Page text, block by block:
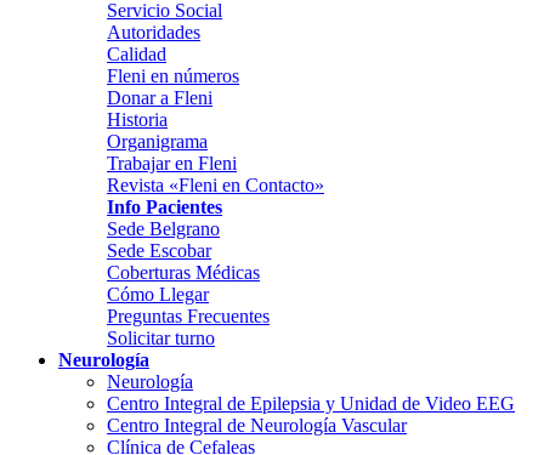
Servicio Social
Autoridades
Calidad
Fleni en números
Donar a Fleni
Historia
Organigrama
Trabajar en Fleni
Revista «Fleni en Contacto»
Info Pacientes
Sede Belgrano
Sede Escobar
Coberturas Médicas
Cómo Llegar
Preguntas Frecuentes
Solicitar turno
Neurología
Neurología
Centro Integral de Epilepsia y Unidad de Video EEG
Centro Integral de Neurología Vascular
Clínica de Cefaleas